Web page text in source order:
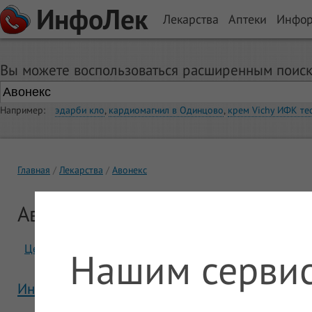
ИнфоЛек Лекарства Аптеки
Вы можете воспользоваться расширенным
Например: эдарби кло, кардиомагнил в Одинцово, крем Vichy ИФК
Главная Лекарства Авонекс
Авонекс
Цены
Инструкция Авонекс
Нашим